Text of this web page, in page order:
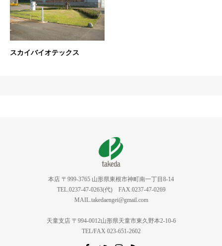
スカイバイオテックス
本店 〒999-3765 山形県東根市神町南一丁目8-14
TEL.0237-47-0263(代) FAX.0237-47-0269
MAIL.takedaengei@gmail.com
天童支店 〒994-0012山形県天童市東久野本2-10-6
TEL/FAX 023-651-2602